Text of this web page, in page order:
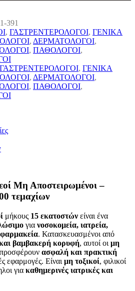
391
, ΓΑΣΤΡΕΝΤΕΡΟΛΟΓΟΙ, ΓΕΝΙΚΑ
, ΔΕΡΜΑΤΟΛΟΓΟΙ,
, ΠΑΘΟΛΟΓΟΙ,
ΓΑΣΤΡΕΝΤΕΡΟΛΟΓΟΙ, ΓΕΝΙΚΑ
, ΔΕΡΜΑΤΟΛΟΓΟΙ,
, ΠΑΘΟΛΟΓΟΙ,
Μη Αποστειρωμένοι –
τεμαχίων
μήκους 15 εκατοστών είναι ένα
για νοσοκομεία, ιατρεία,
. Κατασκευασμένοι από
βαμβακερή κορυφή, αυτοί οι μη
ασφαλή και πρακτική
εφαρμογές. Είναι μη τοξικοί, φιλικοί
για καθημερινές ιατρικές και